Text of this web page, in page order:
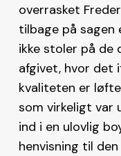
overrasket
tilbage på sagen
ikke stoler på de
afgivet, hvor det
kvaliteten er
som virkeligt var
ind i en ulovlig
henvisning til